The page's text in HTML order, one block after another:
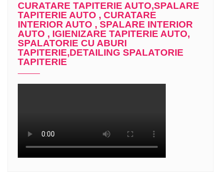
CURATARE TAPITERIE AUTO,SPALARE
TAPITERIE AUTO , CURATARE
INTERIOR AUTO , SPALARE INTERIOR
AUTO , IGIENIZARE TAPITERIE AUTO,
SPALATORIE CU ABURI
TAPITERIE,DETAILING SPALATORIE
TAPITERIE